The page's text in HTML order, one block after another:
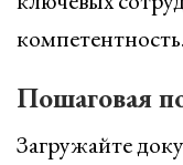
компетентность.
Пошаговая
Загружайте